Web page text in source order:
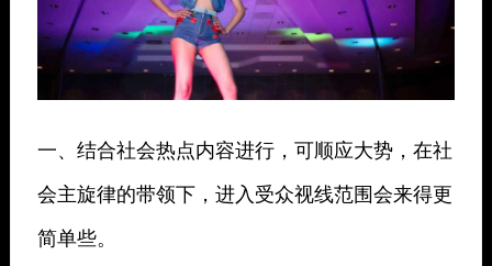
一、结合社会热点内容进行，可顺应大势，在社
会主旋律的带领下，进入受众视线范围会来得更
简单些。